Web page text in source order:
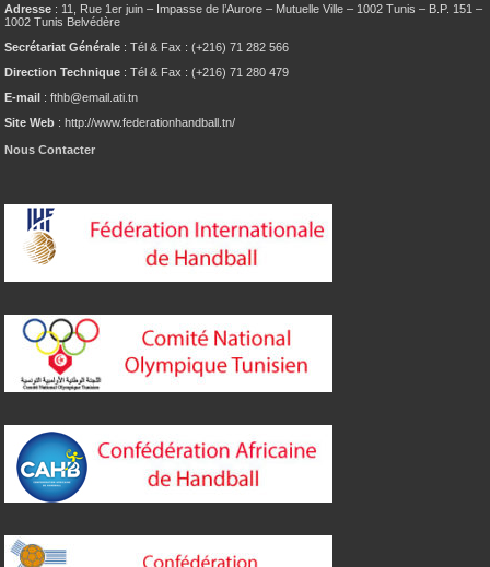
Adresse : 11, Rue 1er juin – Impasse de l’Aurore – Mutuelle Ville – 1002 Tunis – B.P. 151 –
1002 Tunis Belvédère
Secrétariat Générale : Tél & Fax : (+216) 71 282 566
Direction Technique : Tél & Fax : (+216) 71 280 479
E-mail : fthb@email.ati.tn
Site Web : http://www.federationhandball.tn/
Nous Contacter